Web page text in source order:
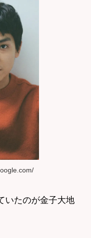
いたのが金子大地